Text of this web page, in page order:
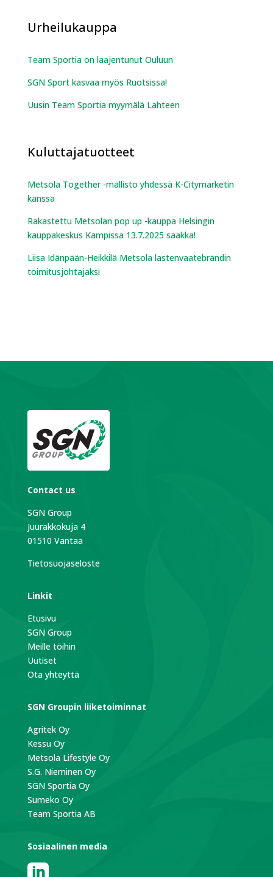
Urheilukauppa
Team Sportia on laajentunut Ouluun
SGN Sport kasvaa myös Ruotsissa!
Uusin Team Sportia myymälä Lahteen
Kuluttajatuotteet
Metsola Together -mallisto yhdessä K-Citymarketin
kanssa
Rakastettu Metsolan pop up -kauppa Helsingin
kauppakeskus Kampissa 13.7.2025 saakka!
Liisa Idänpään-Heikkilä Metsola lastenvaatebrändin
toimitusjohtajaksi
Contact us
SGN Group
Juurakkokuja 4
01510 Vantaa
Tietosuojaseloste
Linkit
Etusivu
SGN Group
Meille töihin
Uutiset
Ota yhteyttä
SGN Groupin liiketoiminnat
Agritek Oy
Kessu Oy
Metsola Lifestyle Oy
S.G. Nieminen Oy
SGN Sportia Oy
Sumeko Oy
Team Sportia AB
Sosiaalinen media